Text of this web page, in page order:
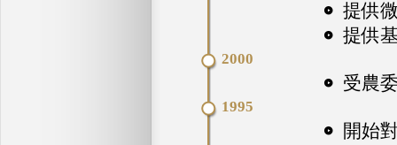
提供
提供
2000
受農
1995
開始